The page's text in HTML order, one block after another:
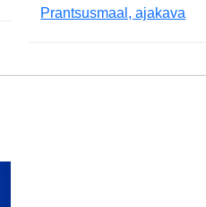
Prantsusmaal, ajakava